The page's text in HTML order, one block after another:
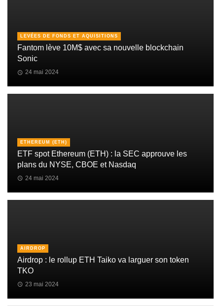
LEVÉES DE FONDS ET AQUISITIONS
Fantom lève 10M$ avec sa nouvelle blockchain
Sonic
24 mai 2024
ETHEREUM (ETH)
ETF spot Ethereum (ETH) : la SEC approuve les
plans du NYSE, CBOE et Nasdaq
24 mai 2024
AIRDROP
Airdrop : le rollup ETH Taiko va larguer son token
TKO
23 mai 2024